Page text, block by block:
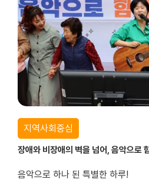
조금은 낯설고, 조금은 조심스러운 표정이었지만 그 안에는 분명
지역사회중심
장애와 비장애의 벽을 넘어, 음악으로
음악으로 하나 된 특별한 하루!